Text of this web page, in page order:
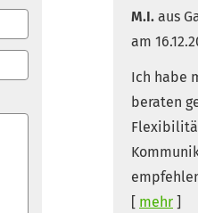
M.I. aus
am
Ich habe
beraten
[ mehr ]